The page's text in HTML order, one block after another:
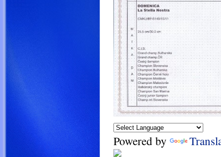
Powered by